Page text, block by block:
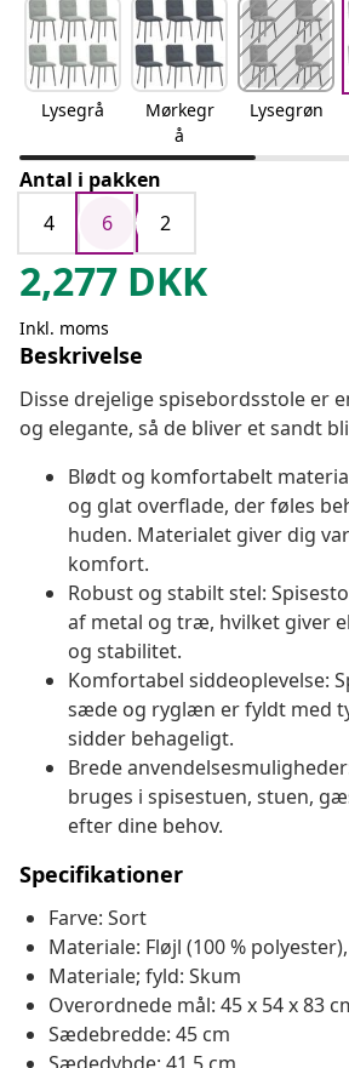
Lysegrå
Mørkegr
å
Lysegrøn
Antal i pakken
4
6 2
2,277 DKK
Inkl. moms
Beskrivelse
Disse drejelige spisebordsstole er
og elegante, så de bliver et sandt
Blødt og komfortabelt
og glat overflade, der føles
huden. Materialet giver dig
komfort.
Robust og stabilt stel:
af metal og træ, hvilket giver
og stabilitet.
Komfortabel siddeoplevelse:
sæde og ryglæn er fyldt med
sidder behageligt.
Brede
bruges i spisestuen, stuen,
efter dine behov.
Specifikationer
Farve: Sort
Materiale: Fløjl (100 %
Materiale; fyld: Skum
Overordnede mål: 45 x 54 x 83
Sædebredde: 45 cm